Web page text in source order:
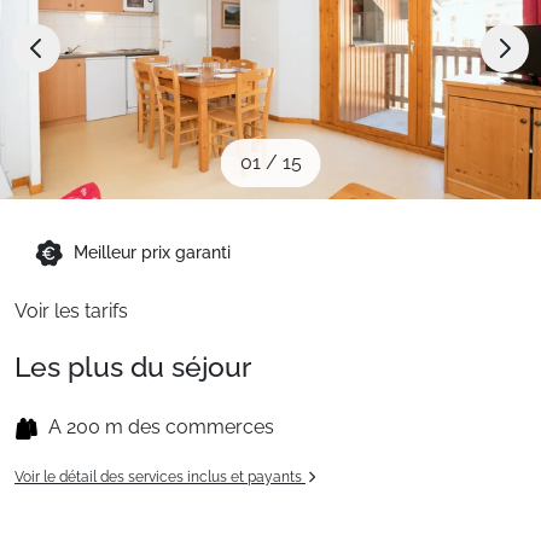
Sites CSE & Groupes
Montagne été
Français (FR)
01 / 15
Meilleur prix garanti
Voir les tarifs
Les plus du séjour
A 200 m des commerces
Voir le détail des services inclus et payants